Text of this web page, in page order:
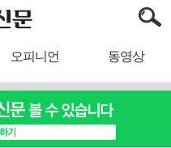
오피니언 동영상